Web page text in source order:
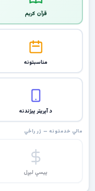
قرآن کریم
مناسبتونه
د آپریټر پیژندنه
مالي خدمتونه — ژر راځي
پیسې لیږل